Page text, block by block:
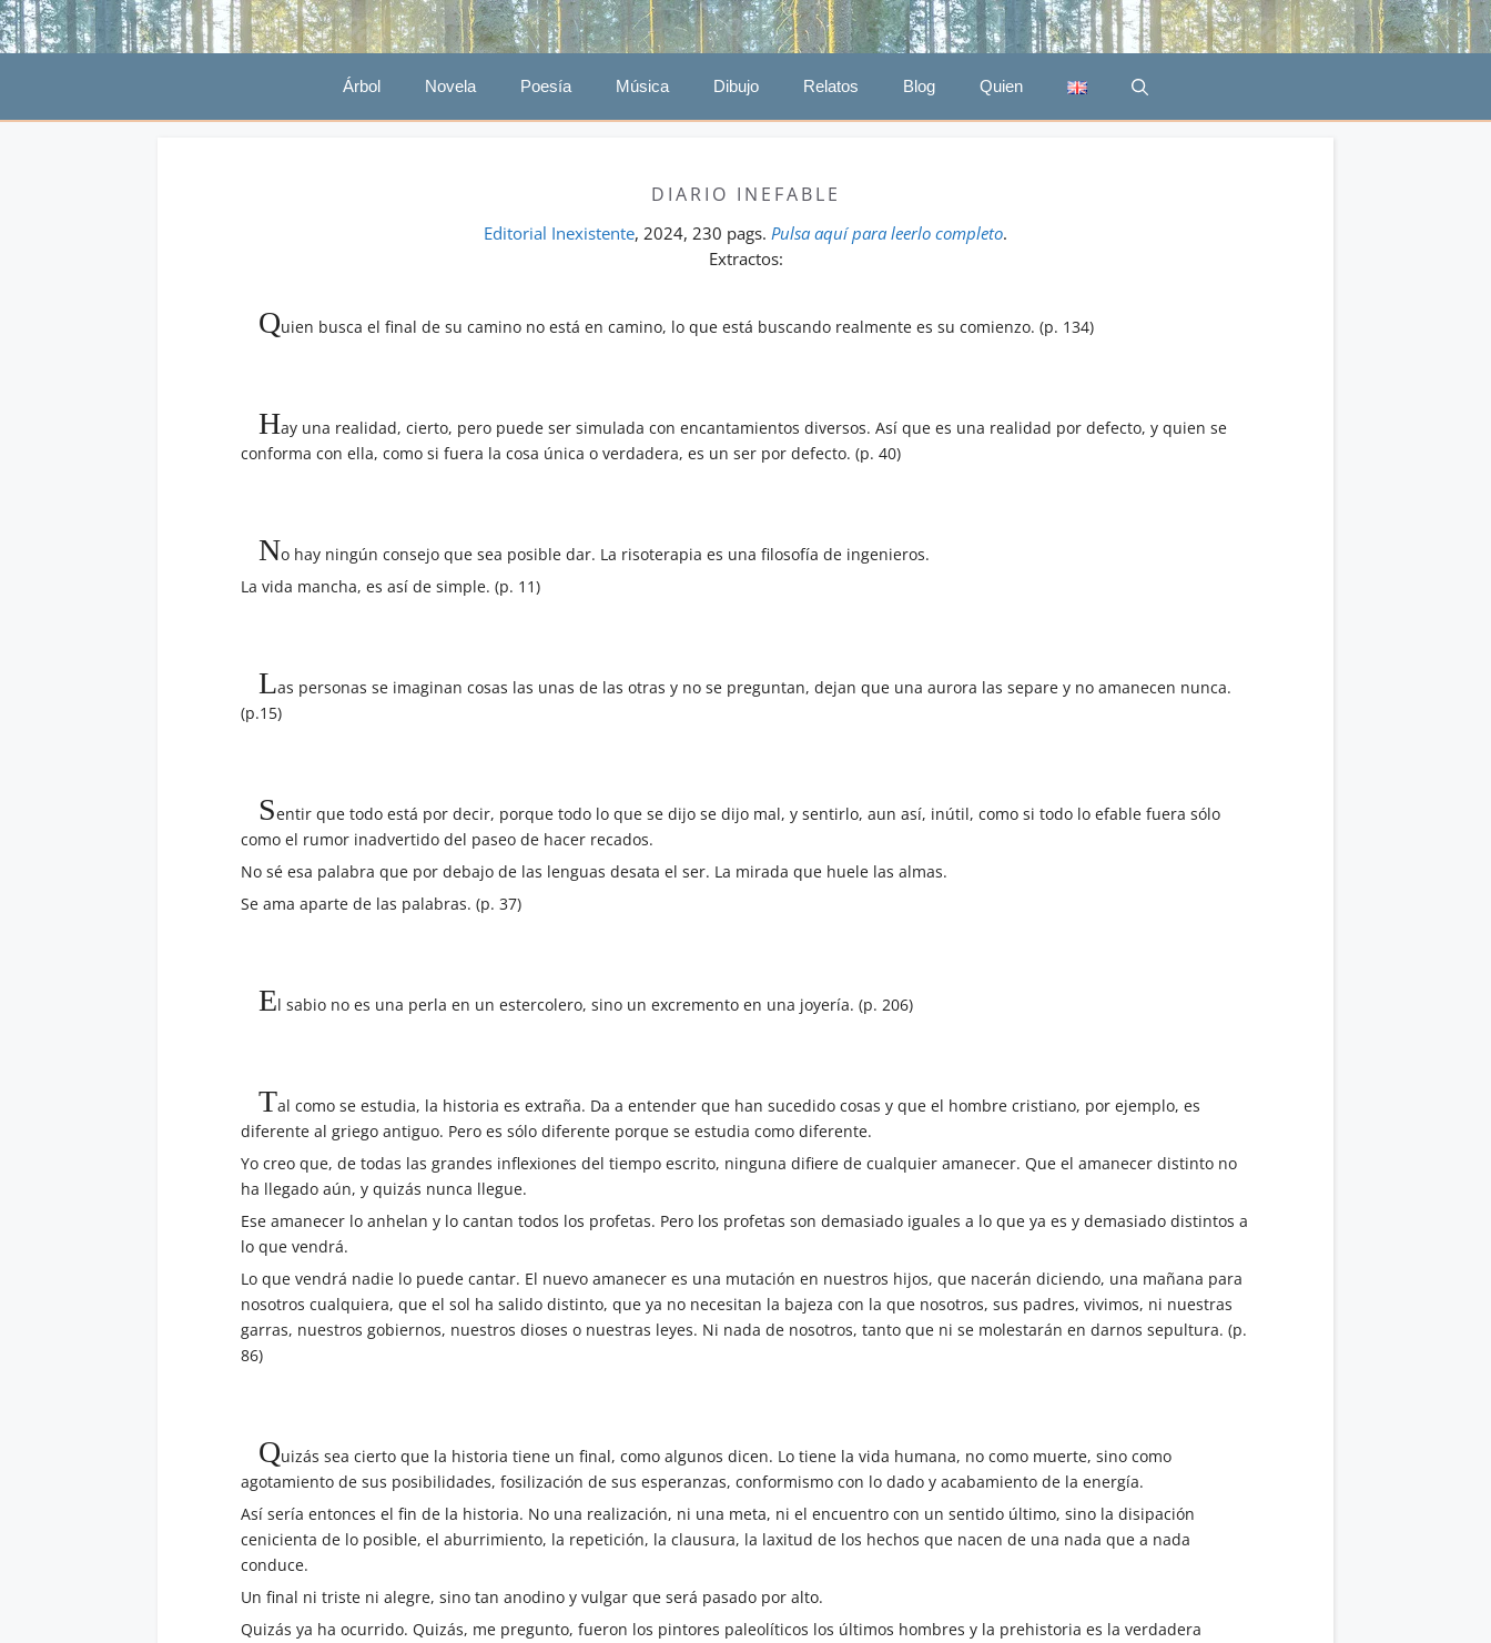
Saltar
al
Árbol Novela Poesía Música Dibujo Relatos Blog Quien
DIARIO INEFABLE
Editorial Inexistente, 2024, 230 pags. Pulsa aquí para leerlo completo.
Extractos:
Quien busca el final de su camino no está en camino, lo que está buscando realmente es su comienzo. (p. 134)
Hay una realidad, cierto, pero puede ser simulada con encantamientos diversos. Así que es una realidad por defecto, y quien se
conforma con ella, como si fuera la cosa única o verdadera, es un ser por defecto. (p. 40)
No hay ningún consejo que sea posible dar. La risoterapia es una filosofía de ingenieros.
La vida mancha, es así de simple. (p. 11)
Las personas se imaginan cosas las unas de las otras y no se preguntan, dejan que una aurora las separe y no amanecen nunca.
(p.15)
Sentir que todo está por decir, porque todo lo que se dijo se dijo mal, y sentirlo, aun así, inútil, como si todo lo efable fuera sólo
como el rumor inadvertido del paseo de hacer recados.
No sé esa palabra que por debajo de las lenguas desata el ser. La mirada que huele las almas.
Se ama aparte de las palabras. (p. 37)
El sabio no es una perla en un estercolero, sino un excremento en una joyería. (p. 206)
Tal como se estudia, la historia es extraña. Da a entender que han sucedido cosas y que el hombre cristiano, por ejemplo, es
diferente al griego antiguo. Pero es sólo diferente porque se estudia como diferente.
Yo creo que, de todas las grandes inflexiones del tiempo escrito, ninguna difiere de cualquier amanecer. Que el amanecer distinto no
ha llegado aún, y quizás nunca llegue.
Ese amanecer lo anhelan y lo cantan todos los profetas. Pero los profetas son demasiado iguales a lo que ya es y demasiado distintos a
lo que vendrá.
Lo que vendrá nadie lo puede cantar. El nuevo amanecer es una mutación en nuestros hijos, que nacerán diciendo, una mañana para
nosotros cualquiera, que el sol ha salido distinto, que ya no necesitan la bajeza con la que nosotros, sus padres, vivimos, ni nuestras
garras, nuestros gobiernos, nuestros dioses o nuestras leyes. Ni nada de nosotros, tanto que ni se molestarán en darnos sepultura. (p.
86)
Quizás sea cierto que la historia tiene un final, como algunos dicen. Lo tiene la vida humana, no como muerte, sino como
agotamiento de sus posibilidades, fosilización de sus esperanzas, conformismo con lo dado y acabamiento de la energía.
Así sería entonces el fin de la historia. No una realización, ni una meta, ni el encuentro con un sentido último, sino la disipación
cenicienta de lo posible, el aburrimiento, la repetición, la clausura, la laxitud de los hechos que nacen de una nada que a nada
conduce.
Un final ni triste ni alegre, sino tan anodino y vulgar que será pasado por alto.
Quizás ya ha ocurrido. Quizás, me pregunto, fueron los pintores paleolíticos los últimos hombres y la prehistoria es la verdadera